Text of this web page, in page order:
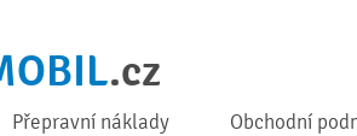
.cz
Přepravní náklady Obchodní